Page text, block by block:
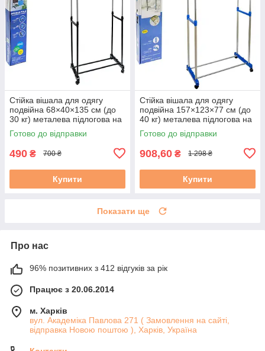
Стійка вішала для одягу
подвійна 68×40×135 см (до
30 кг) металева підлогова на
колесах
Готово до відправки
490 ₴ 700 ₴
Купити
Стійка вішала для одягу
подвійна 157×123×77 см (до
40 кг) металева підлогова на
колесах
Готово до відправки
908,60 ₴ 1 298 ₴
Купити
Показати ще
Про нас
96% позитивних з 412 відгуків за рік
Працює з 20.06.2014
м. Харків
вул. Академіка Павлова 271 ( Замовлення на сайті,
відправка Новою поштою ), Харків, Україна